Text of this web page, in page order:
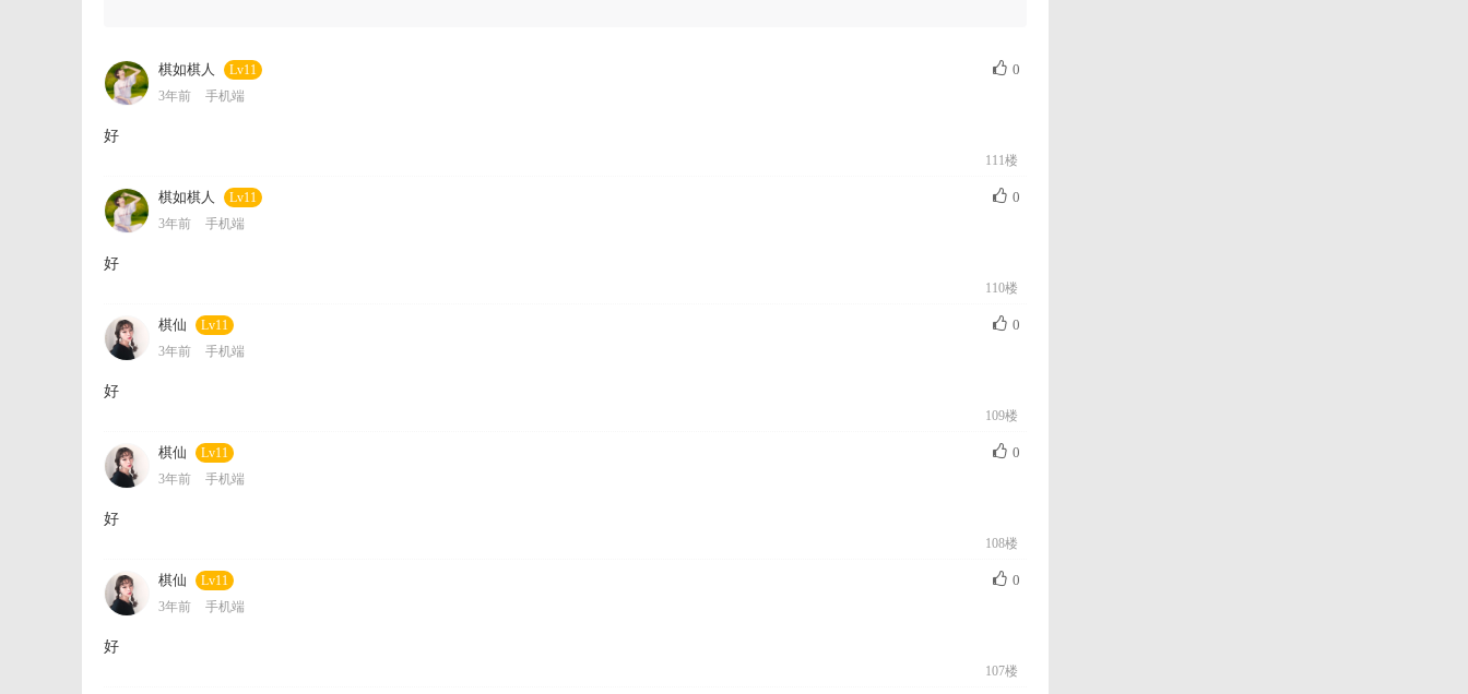
0
棋如棋人
Lv11
3年前
手机端
好
111楼
0
棋如棋人
Lv11
3年前
手机端
好
110楼
0
棋仙
Lv11
3年前
手机端
好
109楼
0
棋仙
Lv11
3年前
手机端
好
108楼
0
棋仙
Lv11
3年前
手机端
好
107楼